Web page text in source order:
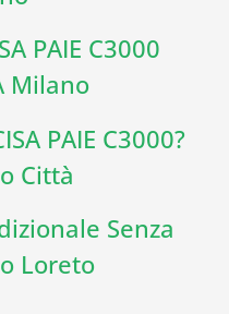
PAIE C3000
Milano
PAIE C3000?
Città
Senza
Loreto